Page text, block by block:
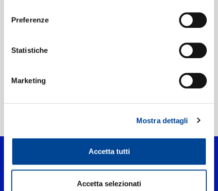
Preferenze
Statistiche
Marketing
Mostra dettagli
Accetta tutti
Accetta selezionati
mother, i'm sorry